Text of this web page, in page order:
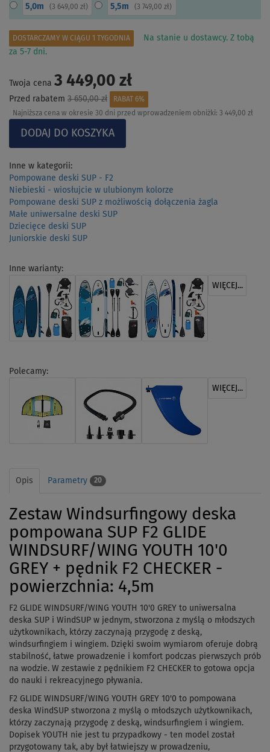
5,0m ( 3 649,00 zł) 5,5m (3 749,00 zł)
DOSTARCZAMY W CIĄGU 1 TYGODNIA
Na stanie u dostawcy. Z tobą
za 5-7 dni.
Twoja cena 3 449,00 zł
Przed rabatem 3 650,00 zł
RABAT 6%
Najniższa cena w okresie 30 dni przed wprowadzeniem obniżki: 3 449,00 zł
Inne w kategorii:
Pompowane deski SUP - F2
Niebieski - wiosłujcie w ulubionym kolorze
Pompowane deski SUP z możliwością dołączenia żagla
Małe uniwersalne deski SUP
Dziecięce deski SUP
Juniorskie deski SUP
Inne warianty:
WIĘCEJ...
Polecamy:
WIĘCEJ...
Opis Parametry 20
Zestaw Windsurfingowy deska
pompowana SUP F2 GLIDE
WINDSURF/WING YOUTH 10'0
GREY + pędnik F2 CHECKER -
powierzchnia: 4,5m
F2 GLIDE WINDSURF/WING YOUTH 10'0 GREY to uniwersalna
deska SUP i WindSUP w jednym, stworzona z myślą o młodszych
użytkownikach, którzy zaczynają przygodę z deską,
windsurfingiem i wingiem. Dzięki swoim wymiarom oferuje dobrą
stabilność, łatwe prowadzenie i komfort podczas pierwszych prób
na wodzie. W zestawie z pędnikiem F2 CHECKER to gotowa opcja
do nauki i rekreacyjnego pływania.
F2 GLIDE WINDSURF/WING YOUTH GREY 10'0 to pompowana
deska WindSUP stworzona z myślą o młodszych użytkownikach,
którzy zaczynają przygodę z deską, windsurfingiem i wingiem.
Dopisek YOUTH nie jest tu przypadkowy - ten model został
przygotowany tak, aby był łatwiejszy w prowadzeniu,